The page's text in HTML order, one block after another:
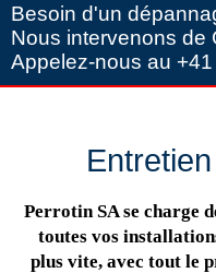
Besoin d'un
Nous intervenons de
Appelez-nous au
Perrotin SA se charge
toutes vos
plus vite, avec tout le